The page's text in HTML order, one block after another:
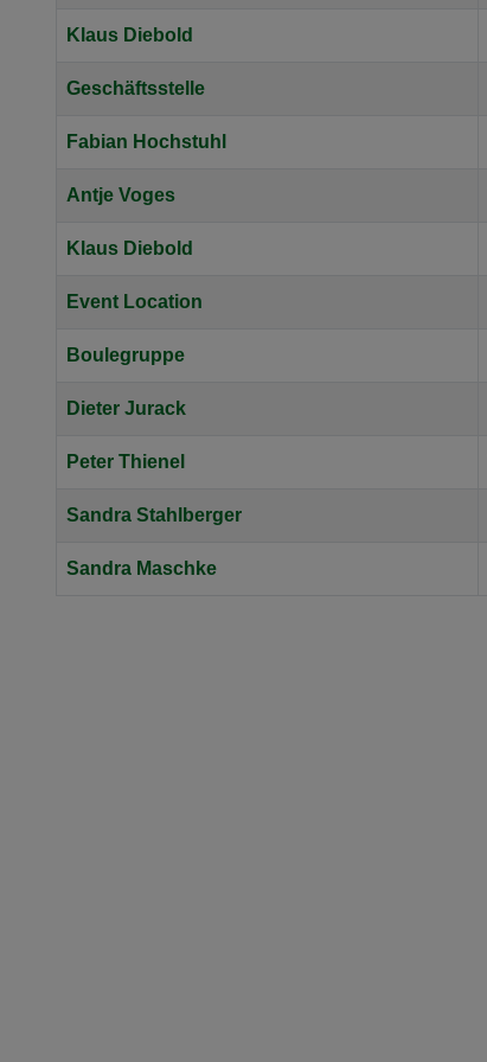
Klaus Diebold
Geschäftsstelle
Fabian Hochstuhl
Antje Voges
Klaus Diebold
Event Location
Boulegruppe
Dieter Jurack
Peter Thienel
Sandra Stahlberger
Sandra Maschke